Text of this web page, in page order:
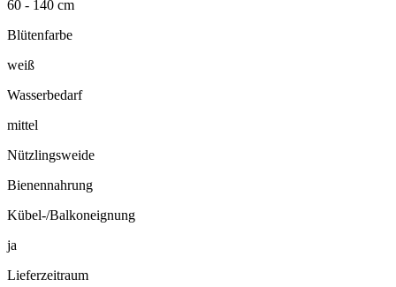
60 - 140 cm
Blütenfarbe
weiß
Wasserbedarf
mittel
Nützlingsweide
Bienennahrung
Kübel-/Balkoneignung
ja
Lieferzeitraum